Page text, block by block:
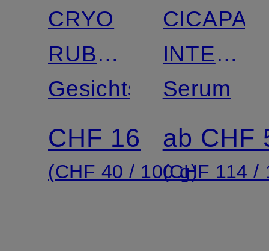
CRYO
RUBBER
FIRMING
MASK
Gesichtsmaske
CHF 16
(CHF 40 / 100 g)
REPAIR
SERUM
Serum
ab CHF
(CHF 114 /